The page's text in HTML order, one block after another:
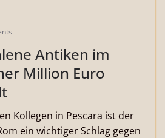
Antiken im
Million Euro
Kollegen in Pescara ist der
ein wichtiger Schlag gegen